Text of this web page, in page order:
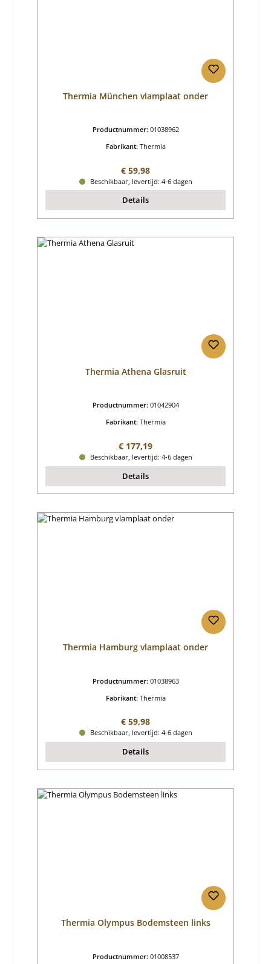
Thermia München vlamplaat onder
Productnummer: 01038962
Fabrikant: Thermia
Normale prijs:
€ 59,98
Beschikbaar, levertijd: 4-6 dagen
Details
Thermia Athena Glasruit
Productnummer: 01042904
Fabrikant: Thermia
Normale prijs:
€ 177,19
Beschikbaar, levertijd: 4-6 dagen
Details
Thermia Hamburg vlamplaat onder
Productnummer: 01038963
Fabrikant: Thermia
Normale prijs:
€ 59,98
Beschikbaar, levertijd: 4-6 dagen
Details
Thermia Olympus Bodemsteen links
Productnummer: 01008537